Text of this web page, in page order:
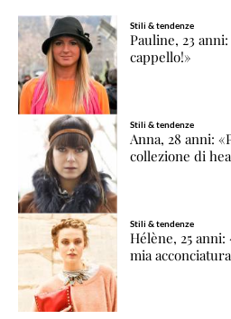
Stili & tendenze
Pauline, 23
cappello!»
Stili & tendenze
Anna, 28 anni:
collezione di
Stili & tendenze
Hélène, 25
mia